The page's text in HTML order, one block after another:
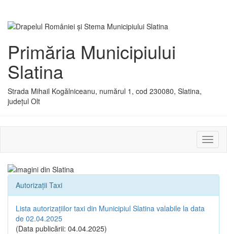
Primăria Municipiului
Slatina
Strada Mihail Kogălniceanu, numărul 1, cod 230080, Slatina,
județul Olt
sau
Autorizații Taxi
Lista autorizațiilor taxi din Municipiul Slatina valabile la data
de 02.04.2025
(Data publicării: 04.04.2025)